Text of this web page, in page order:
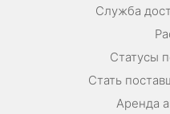
Служба
Статусы
Стать
Аренда